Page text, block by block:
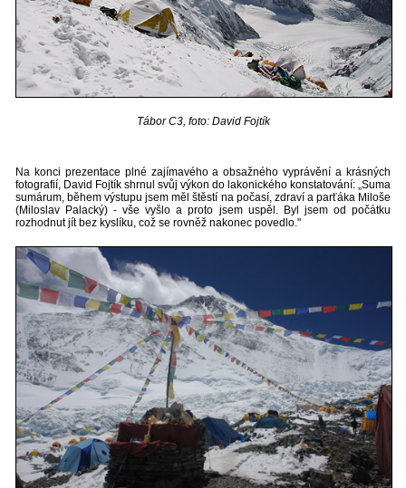
Tábor C3, foto: David Fojtík
Na konci prezentace plné zajímavého a obsažného vyprávění a krásných
fotografií, David Fojtík shrnul svůj výkon do lakonického konstatování: „Suma
sumárum, během výstupu jsem měl štěstí na počasí, zdraví a parťáka Miloše
(Miloslav Palacký) - vše vyšlo a proto jsem uspěl. Byl jsem od počátku
rozhodnut jít bez kyslíku, což se rovněž nakonec povedlo."